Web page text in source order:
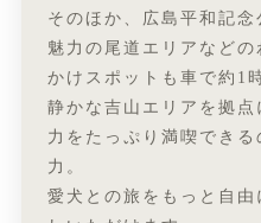
そのほか、広島平和記
魅力の尾道エリアなど
かけスポットも車で約1
静かな吉山エリアを拠
力をたっぷり満喫でき
力。
愛犬との旅をもっと自